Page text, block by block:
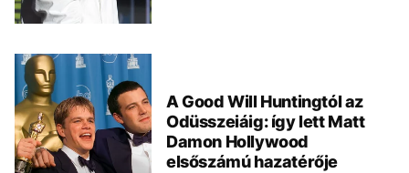
A Good Will Huntingtól az
Odüsszeiáig: így lett Matt
Damon Hollywood
elsőszámú hazatérője